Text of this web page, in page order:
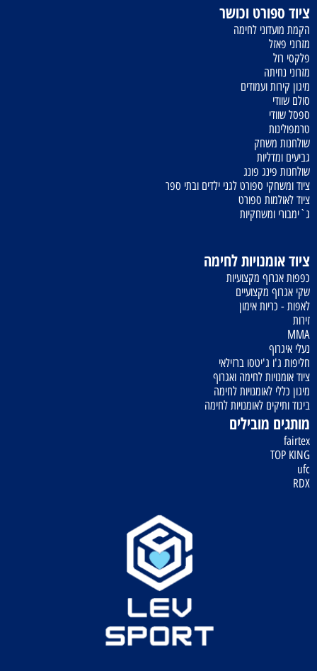
ציוד ספורט וכושר
הקמת מועדוני לחימה
מזרוני פאזל
פלקסי רול
מזרוני נחיתה
מיגון קירות ועמודים
סולם שוודי
ספסל שוודי
טרמפולינות
שולחנות משחק
גביעים ומדליות
שולחנות פינג פונג
ציוד ומשחקי ספורט לגני ילדים ובתי ספר
ציוד לאולמות ספורט
ג`ימבורי ומשחקיות
ציוד אומנויות לחימה
כפפות אגרוף מקצועיות
שקי אגרוף מקצועיים
לאפות - כריות אימון
זירות
MMA
נעלי איגרוף
חליפות ג'ו ג'יטסו ברזילאי
ציוד אומנויות לחימה ואגרוף
מיגון כללי לאומנויות לחימה
ביגוד ותיקים לאומנויות לחימה
מותגים מובילים
fairtex
TOP KING
ufc
RDX